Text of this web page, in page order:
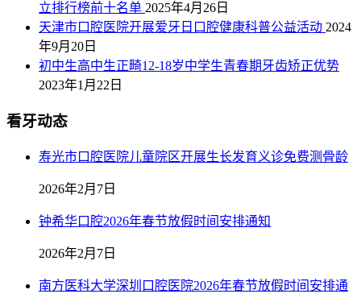
立排行榜前十名单 2025年4月26日
天津市口腔医院开展爱牙日口腔健康科普公益活动 2024
年9月20日
初中生高中生正畸12-18岁中学生青春期牙齿矫正优势
2023年1月22日
看牙动态
寿光市口腔医院儿童院区开展生长发育义诊免费测骨龄
2026年2月7日
钟希华口腔2026年春节放假时间安排通知
2026年2月7日
南方医科大学深圳口腔医院2026年春节放假时间安排通